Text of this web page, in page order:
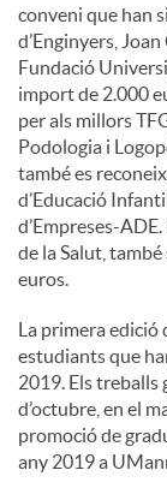
conveni que han
d’Enginyers,
Fundació
import de 2.000
per als millors
Podologia i
també es
d’Educació
d’Empreses-
de la Salut,
euros.
La primera edició
estudiants que
2019. Els treballs
d’octubre, en el
promoció de
any 2019 a